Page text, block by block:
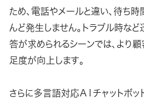
ため、電話やメールと違い、待ち時
んど発生しません。トラブル時など
答が求められるシーンでは、より
足度が向上します。
さらに多言語対応ＡＩチャットボ